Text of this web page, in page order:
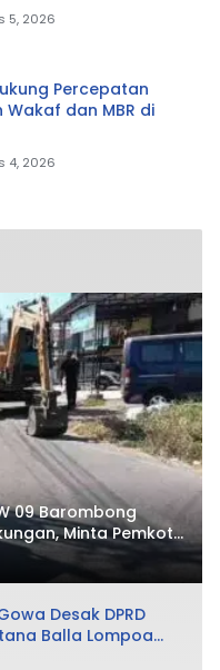
5, 2026
Percepatan
Wakaf dan MBR di
4, 2026
09 Barombong
Minta Pemkot
Sampah
Desak DPRD
Balla Lompoa